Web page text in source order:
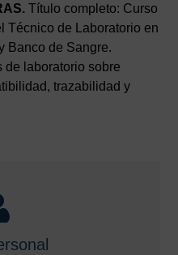
Título completo: Curso
Técnico de Laboratorio en
Banco de Sangre.
de laboratorio sobre
trazabilidad y